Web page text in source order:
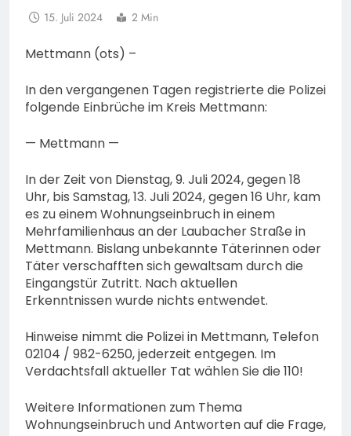
15. Juli 2024 2 Min
Mettmann (ots) –
In den vergangenen Tagen registrierte die Polizei
folgende Einbrüche im Kreis Mettmann:
— Mettmann —
In der Zeit von Dienstag, 9. Juli 2024, gegen 18
Uhr, bis Samstag, 13. Juli 2024, gegen 16 Uhr, kam
es zu einem Wohnungseinbruch in einem
Mehrfamilienhaus an der Laubacher Straße in
Mettmann. Bislang unbekannte Täterinnen oder
Täter verschafften sich gewaltsam durch die
Eingangstür Zutritt. Nach aktuellen
Erkenntnissen wurde nichts entwendet.
Hinweise nimmt die Polizei in Mettmann, Telefon
02104 / 982-6250, jederzeit entgegen. Im
Verdachtsfall aktueller Tat wählen Sie die 110!
Weitere Informationen zum Thema
Wohnungseinbruch und Antworten auf die Frage,